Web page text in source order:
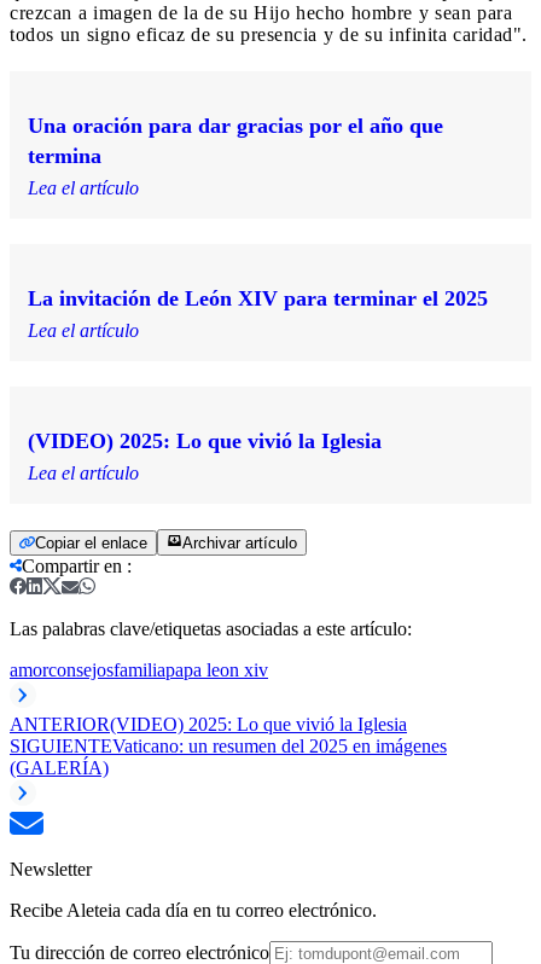
crezcan a imagen de la de su Hijo hecho hombre y sean para
todos un signo eficaz de su presencia y de su infinita caridad".
Una oración para dar gracias por el año que
termina
Lea el artículo
La invitación de León XIV para terminar el 2025
Lea el artículo
(VIDEO) 2025: Lo que vivió la Iglesia
Lea el artículo
Copiar el enlace Archivar artículo
Compartir en :
Las palabras clave/etiquetas asociadas a este artículo:
amorconsejosfamiliapapa leon xiv
ANTERIOR(VIDEO) 2025: Lo que vivió la Iglesia
SIGUIENTEVaticano: un resumen del 2025 en imágenes
(GALERÍA)
Newsletter
Recibe Aleteia cada día en tu correo electrónico.
Tu dirección de correo electrónico